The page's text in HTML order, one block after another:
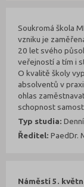
Náměstí 5.
Soukromá škola
vzniku je
20 let svého
veřejností a tím i
O kvalitě školy
absolventů v
ohlas
schopnost
Typ studia:
Ředitel: PaedDr.